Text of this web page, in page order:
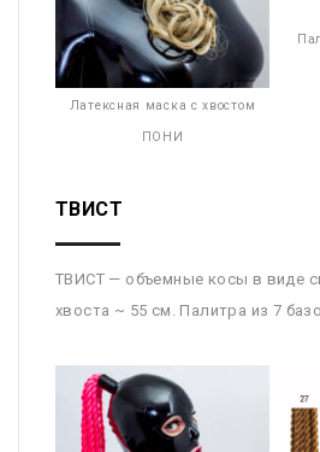
Латексная маска с хвостом
ПОНИ
ТВИСТ
ТВИСТ — объемные косы в виде
хвоста ~ 55 см. Палитра из 7